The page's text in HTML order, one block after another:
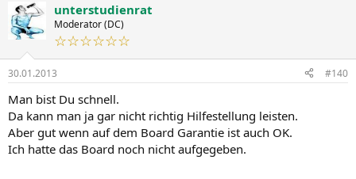
unterstudienrat
Moderator (DC)
☆☆☆☆☆☆
30.01.2013 #140
Man bist Du schnell.
Da kann man ja gar nicht richtig Hilfestellung leisten.
Aber gut wenn auf dem Board Garantie ist auch OK.
Ich hatte das Board noch nicht aufgegeben.